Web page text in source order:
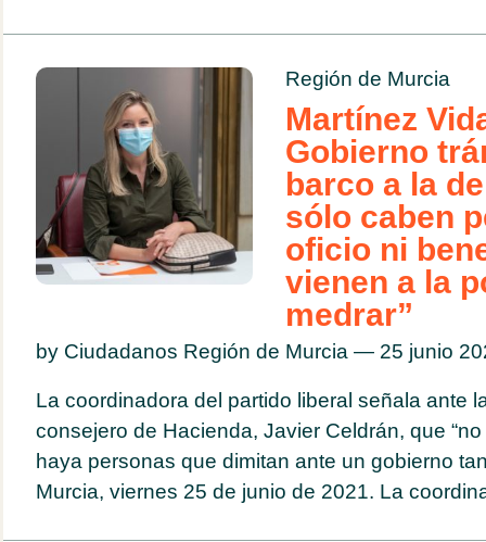
Región de Murcia
Martínez
Gobierno
barco a la
sólo caben
oficio ni
vienen a la
medrar”
by Ciudadanos Región de Murcia — 25 junio
La coordinadora del partido liberal señala ante
consejero de Hacienda, Javier Celdrán, que
haya personas que dimitan ante un gobierno
Murcia, viernes 25 de junio de 2021. La